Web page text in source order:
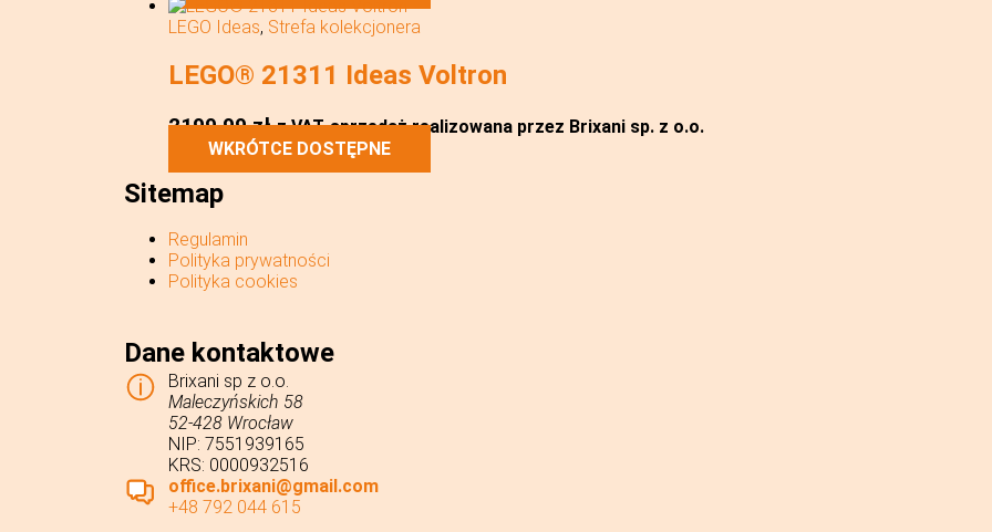
LEGO Ideas, Strefa kolekcjonera
LEGO® 21311 Ideas Voltron
2199,99zł z VAT sprzedaż realizowana przez Brixani sp. z o.o.
WKRÓTCE DOSTĘPNE
Sitemap
Regulamin
Polityka prywatności
Polityka cookies
Dane kontaktowe
Brixani sp z o.o.
Maleczyńskich 58
52-428 Wrocław
NIP: 7551939165
KRS: 0000932516
office.brixani@gmail.com
+48 792 044 615